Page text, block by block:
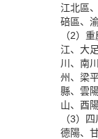
江北區
碚區、
（2）
江、大
川、南
州、梁
縣、雲
山、酉
（3）
德陽、